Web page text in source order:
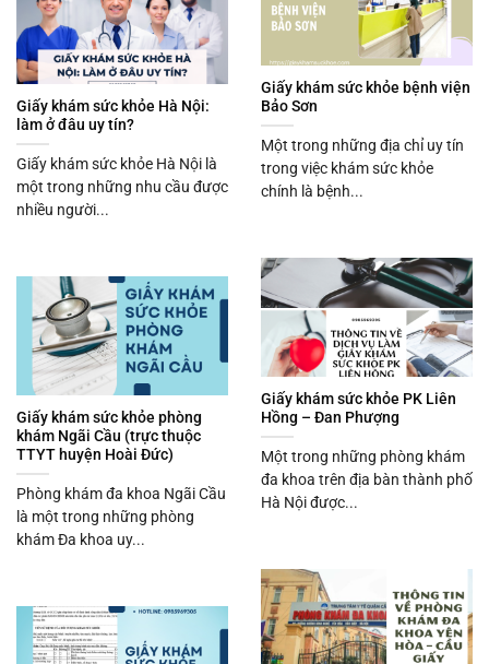
Giấy khám sức khỏe bệnh viện
Bảo Sơn
Một trong những địa chỉ uy tín
trong việc khám sức khỏe
chính là bệnh...
Giấy khám sức khỏe Hà Nội:
làm ở đâu uy tín?
Giấy khám sức khỏe Hà Nội là
một trong những nhu cầu được
nhiều người...
Giấy khám sức khỏe PK Liên
Hồng – Đan Phượng
Một trong những phòng khám
đa khoa trên địa bàn thành phố
Hà Nội được...
Giấy khám sức khỏe phòng
khám Ngãi Cầu (trực thuộc
TTYT huyện Hoài Đức)
Phòng khám đa khoa Ngãi Cầu
là một trong những phòng
khám Đa khoa uy...